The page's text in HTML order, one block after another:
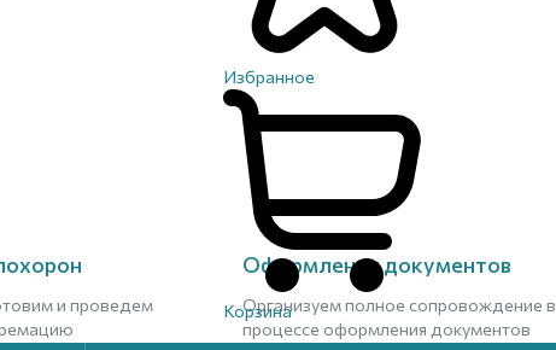
Избранное
Корзина
и проведем
Оформлении документов
Организуем полное сопровождение в
процессе оформления документов